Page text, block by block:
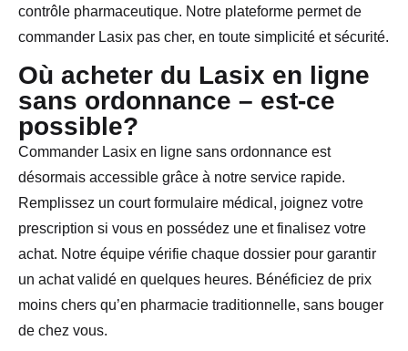
contrôle pharmaceutique. Notre plateforme permet de
commander Lasix pas cher, en toute simplicité et sécurité.
Où acheter du Lasix en ligne
sans ordonnance – est-ce
possible?
Commander Lasix en ligne sans ordonnance est
désormais accessible grâce à notre service rapide.
Remplissez un court formulaire médical, joignez votre
prescription si vous en possédez une et finalisez votre
achat. Notre équipe vérifie chaque dossier pour garantir
un achat validé en quelques heures. Bénéficiez de prix
moins chers qu’en pharmacie traditionnelle, sans bouger
de chez vous.